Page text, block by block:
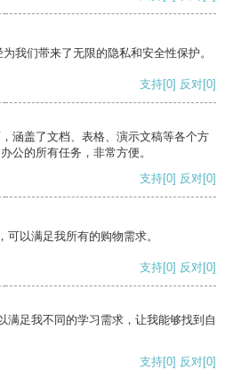
我们带来了无限的隐私和安全性保护。
支持[0] 反对[0]
涵盖了文档、表格、演示文稿等各个方
公的所有任务，非常方便。
支持[0] 反对[0]
以满足我所有的购物需求。
支持[0] 反对[0]
满足我不同的学习需求，让我能够找到自
支持[0] 反对[0]